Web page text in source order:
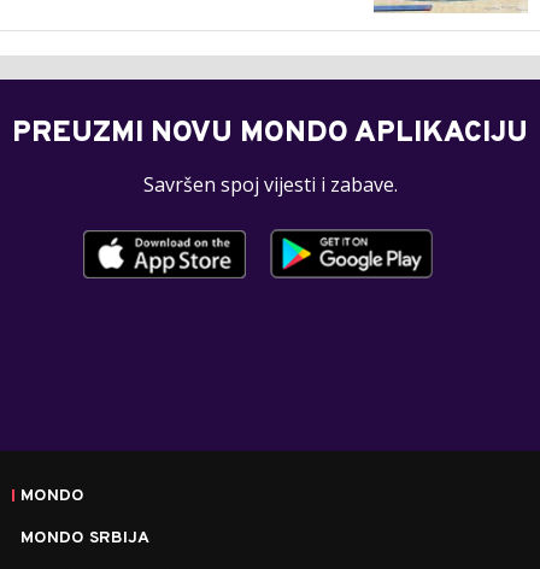
PREUZMI NOVU MONDO APLIKACIJU
Savršen spoj vijesti i zabave.
MONDO
MONDO SRBIJA